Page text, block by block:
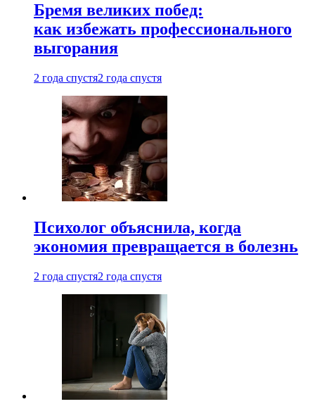
Бремя великих побед:
как избежать профессионального
выгорания
2 года спустя2 года спустя
Психолог объяснила, когда
экономия превращается в болезнь
2 года спустя2 года спустя